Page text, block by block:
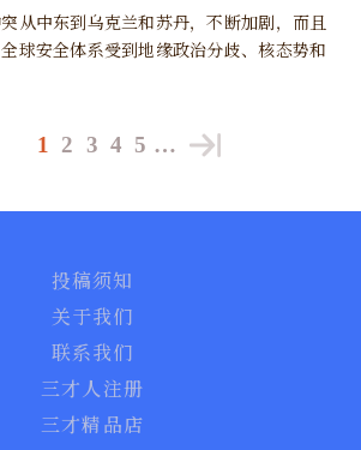
从中东到乌克兰和苏丹，不断加剧，而且
球安全体系受到地缘政治分歧、核态势和
1 2 3 4 5 …
投稿须知
关于我们
联系我们
三才人注册
三才精品店